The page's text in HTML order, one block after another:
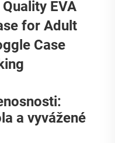
a vyvážené